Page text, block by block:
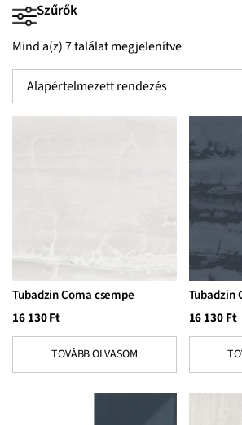
Szűrők
Mind a(z) 7 találat megjelenítve
Tubadzin Coma csempe
16 130Ft
TOVÁBB OLVASOM
Tubadzin
16 130Ft